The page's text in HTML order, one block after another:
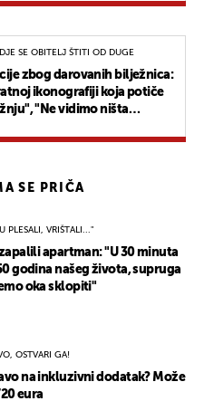
SE OBITELJ ŠTITI OD DUGE
zbog darovanih bilježnica:
ikonografiji koja potiče
"Ne vidimo ništa
SE PRIČA
PLESALI, VRIŠTALI..."
apartman: "U 30 minuta
godina našeg života, supruga
oka sklopiti"
OSTVARI GA!
na inkluzivni dodatak? Može
eura